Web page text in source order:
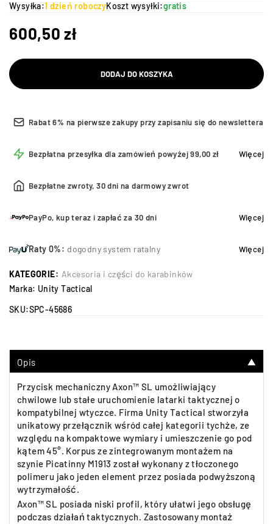
Wysyłka:1 dzień roboczyKoszt wysyłki:gratis
600,50zł
DODAJ DO KOSZYKA
Rabat 6% na pierwsze zakupy przy zapisaniu się do newslettera
Bezpłatna przesyłka dla zamówień powyżej 99,00 zł Więcej
Bezpłatne zwroty, 30 dni na darmowy zwrot
PayPo, kup teraz i zapłać za 30 dni Więcej
Raty 0%: dogodny system ratalny Więcej
KATEGORIE: Akcesoria i części do karabinków
Marka: Unity Tactical
SKU:SPC-45686
Opis ▼
Przycisk mechaniczny Axon™ SL umożliwiający
chwilowe lub stałe uruchomienie latarki taktycznej o
kompatybilnej wtyczce. Firma Unity Tactical stworzyła
unikatowy przełącznik wśród całej kategorii tychże, ze
względu na kompaktowe wymiary i umieszczenie go pod
kątem 45°. Korpus ze zintegrowanym montażem na
szynie Picatinny M1913 został wykonany z tłoczonego
polimeru jako jeden element przez posiada podwyższoną
wytrzymałość.
Axon™ SL posiada niski profil, który ułatwi jego obsługę
podczas działań taktycznych. Zastosowany montaż